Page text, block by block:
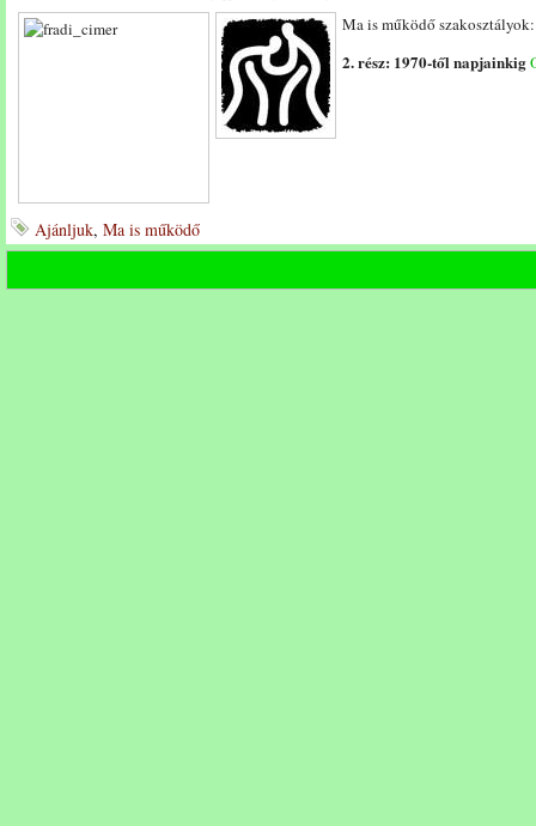
Ma is működő
2. rész: 1970-től napjainkig
Ajánljuk, Ma is működő